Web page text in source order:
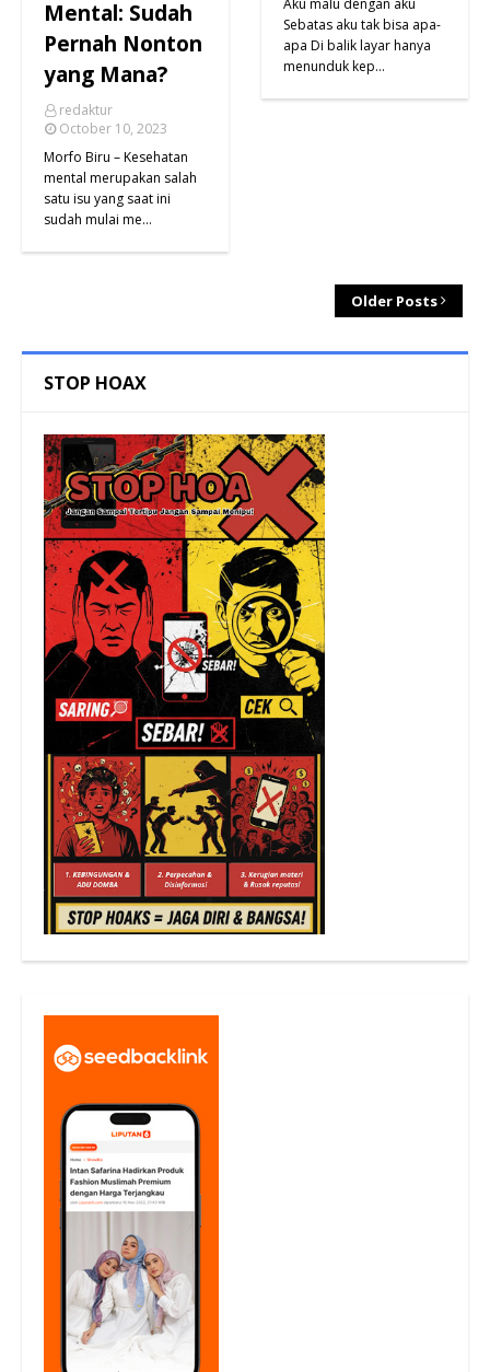
Mental: Sudah
Pernah Nonton
yang Mana?
redaktur
October 10, 2023
Morfo Biru – Kesehatan
mental merupakan salah
satu isu yang saat ini
sudah mulai me…
Aku malu dengan aku
Sebatas aku tak bisa apa-
apa Di balik layar hanya
menunduk kep…
Older Posts
STOP HOAX